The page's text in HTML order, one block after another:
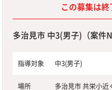
この募集は終
多治見市 中3(男子)（案件
指導対象 中3(男子)
場所 多治見市 共栄小近